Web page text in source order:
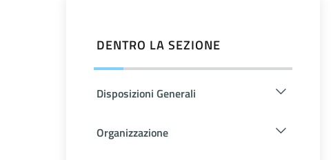
DENTRO LA SEZIONE
Disposizioni Generali
Organizzazione